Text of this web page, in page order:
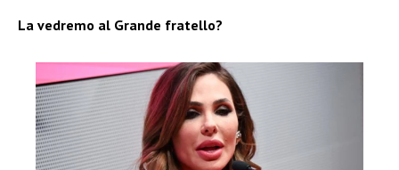
La vedremo al Grande fratello?